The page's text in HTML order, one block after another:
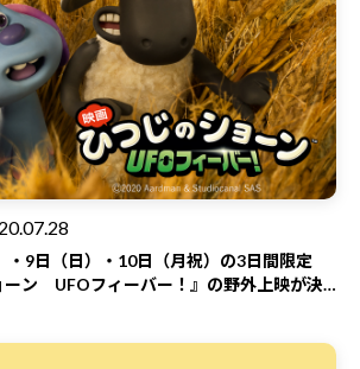
・9日（日）・10日（月祝）の3日間限定
ーン UFOフィーバー！』の野外上映が決